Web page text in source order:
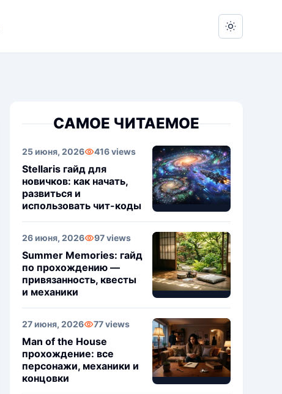
Switch to
САМОЕ ЧИТАЕМОЕ
25 июня, 2026 416 views
Stellaris гайд для
новичков: как начать,
развиться и
использовать чит-коды
26 июня, 2026 97 views
Summer Memories: гайд
по прохождению —
привязанность, квесты
и механики
27 июня, 2026 77 views
Man of the House
прохождение: все
персонажи, механики и
концовки